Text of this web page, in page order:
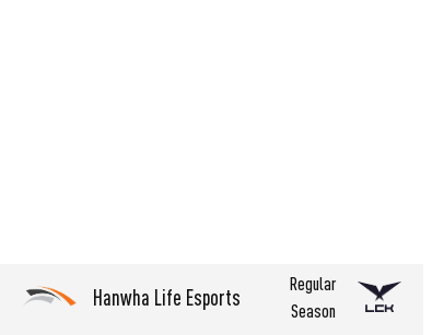
Hanwha Life Esports
Regular
Season